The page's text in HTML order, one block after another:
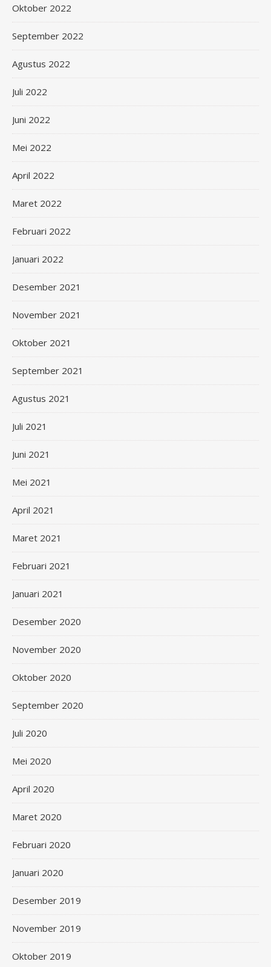
Oktober 2022
September 2022
Agustus 2022
Juli 2022
Juni 2022
Mei 2022
April 2022
Maret 2022
Februari 2022
Januari 2022
Desember 2021
November 2021
Oktober 2021
September 2021
Agustus 2021
Juli 2021
Juni 2021
Mei 2021
April 2021
Maret 2021
Februari 2021
Januari 2021
Desember 2020
November 2020
Oktober 2020
September 2020
Juli 2020
Mei 2020
April 2020
Maret 2020
Februari 2020
Januari 2020
Desember 2019
November 2019
Oktober 2019